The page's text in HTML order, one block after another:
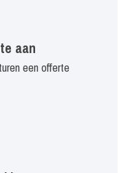
aan
een offerte